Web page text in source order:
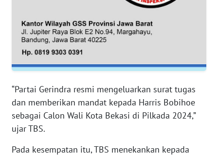
“Partai Gerindra resmi mengeluarkan surat tugas
dan memberikan mandat kepada Harris Bobihoe
sebagai Calon Wali Kota Bekasi di Pilkada 2024,”
ujar TBS.
Pada kesempatan itu, TBS menekankan kepada
WN
RIAU
WN
SERAMBI
JAMBI
WN
SULTRA